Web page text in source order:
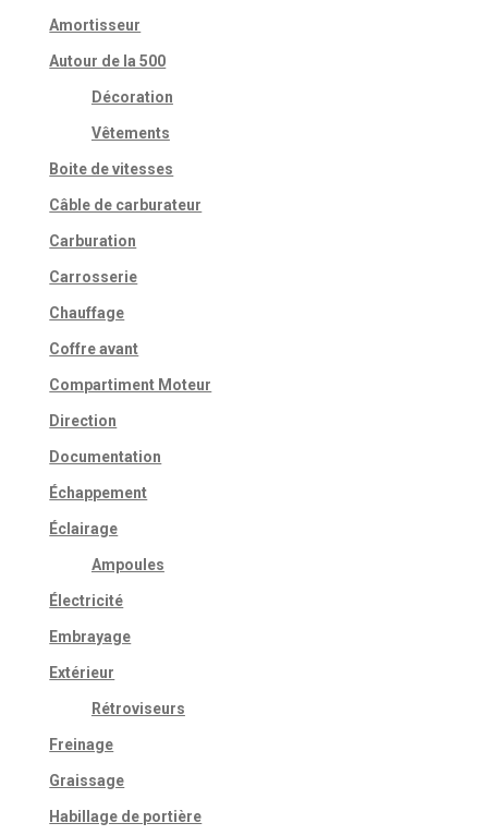
Amortisseur
Autour de la 500
Décoration
Vêtements
Boite de vitesses
Câble de carburateur
Carburation
Carrosserie
Chauffage
Coffre avant
Compartiment Moteur
Direction
Documentation
Échappement
Éclairage
Ampoules
Électricité
Embrayage
Extérieur
Rétroviseurs
Freinage
Graissage
Habillage de portière